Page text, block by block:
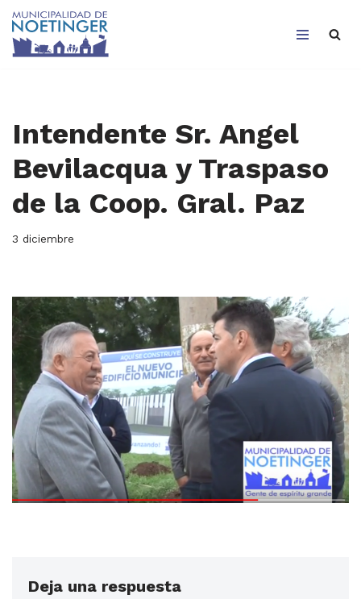
Saltar
Intendente Sr. Angel
Bevilacqua y Traspaso
de la Coop. Gral. Paz
3 diciembre
Deja una respuesta